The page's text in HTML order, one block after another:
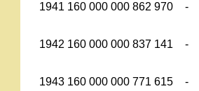
1941 160 000 000 862 970 -
1942 160 000 000 837 141 -
1943 160 000 000 771 615 -